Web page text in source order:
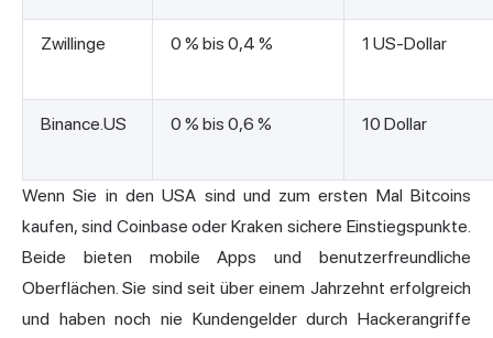
Zwillinge 0 % bis 0,4 % 1 US-Dollar
Binance.US 0 % bis 0,6 % 10 Dollar
Wenn Sie in den USA sind und zum ersten Mal Bitcoins
kaufen, sind Coinbase oder Kraken sichere Einstiegspunkte.
Beide bieten mobile Apps und benutzerfreundliche
Oberflächen. Sie sind seit über einem Jahrzehnt erfolgreich
und haben noch nie Kundengelder durch Hackerangriffe